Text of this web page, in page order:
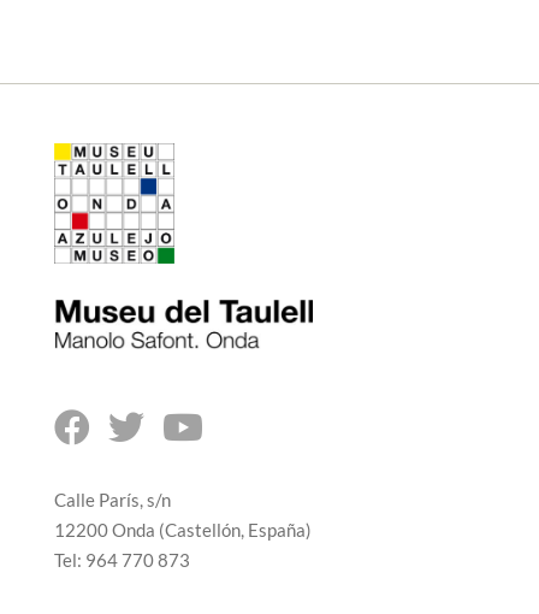
  
Calle París, s/n
12200 Onda (Castellón, España)
Tel: 964 770 873